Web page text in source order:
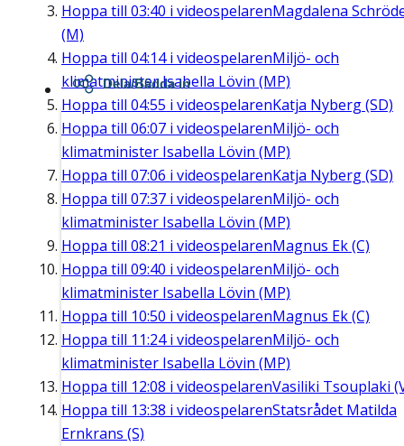
Hoppa till 03:40 i videospelarenMagdalena
(M)
Hoppa till 04:14i videospelarenMiljö- och
klimatminister Isabella Lövin (MP)
Hoppa till 04:55 i videospelarenKatja Nyberg (SD)
Hoppa till 06:07 i videospelarenMiljö- och
klimatminister Isabella Lövin (MP)
Hoppa till 07:06 i videospelarenKatja Nyberg (SD)
Hoppa till 07:37 i videospelarenMiljö- och
klimatminister Isabella Lövin (MP)
Hoppa till 08:21 i videospelarenMagnus Ek (C)
Hoppa till 09:40 i videospelarenMiljö- och
klimatminister Isabella Lövin (MP)
Hoppa till 10:50 i videospelarenMagnus Ek (C)
Hoppa till 11:24i videospelarenMiljö- och
klimatminister Isabella Lövin (MP)
Hoppa till 12:08 i videospelarenVasiliki Tsouplaki
Hoppa till 13:38 i videospelarenStatsrådet Matilda
Ernkrans (S)
Dela/Bädda in